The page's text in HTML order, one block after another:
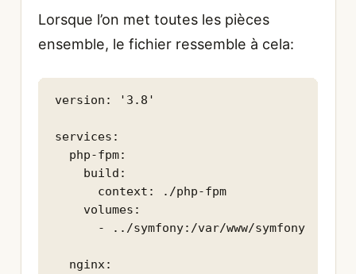
Lorsque l’on met toutes les pièces
ensemble, le fichier ressemble à cela:
version: '3.8'
services:
  php-fpm:
    build:
      context: ./php-fpm
    volumes:
      - ../symfony:/var/www/symfony
  nginx: